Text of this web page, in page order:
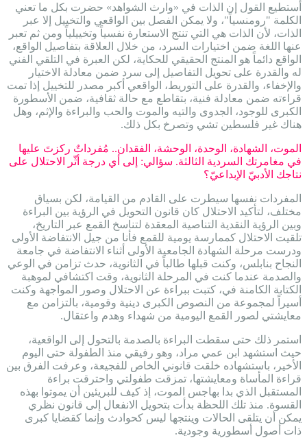
أستطيع القول إن الذات في «وارث الشواهد» حضرت بكل ما تعني
الكلمة "رومنسياً"، ولا يمكن الفصل بين الواقعي والتخييل إلا عبر
الذات، لأن الذات هي التي تنتج الاستعارة نفسياً وتخييلياً ومن ثم تعبر
عنها اللغة ضمن اختيارات السرد، من خلال العلاقة بتفاصيل الواقع،
الواقع دائماً هو المنتج الحقيقي للحكاية، لكن العبرة في التلقي الفني
له والقدرة على تحويل التفاصيل إلى سرد ضمن معادلة الاختيار
والإخفاء، والقدرة على التوريط، الواقعي أكبر مصدر للتخييل إذا تمت
قراءته ضمن معادلة فنية، بتقاطع مع حالة ثقافية، ضمن الأسطورة
الكبرى للوجود، الجدوى والتيه والموت والحب والبراءة والإثم، وهل
هناك غير فلسطين تشي وتصرخ بكل ذلك.
الموت، الشهادة، الوحدة، الوحشة، الفقدان.. مُفرداتٌ ركزتَ عليها
في مغامرتك السردية الثالثة. سؤالي: إلى أي درجة أثّر الاحتلال على
نتاجك الأدبيّ الإبداعيّ؟
المفردات نفسها سيطرت على القادم من القيامة، لكن بسياق
مختلف، لتأكيد الاحتلال كان قانون التحويل في الرؤية بين البراءة
وبين الرؤية النقدية التناصية المعقدة لتناسخ القمع عبر التاريخ،
تلقيت الاحتلال كممارسة يومية للقمع فأنا من جيل الانتفاضة الأولى
ودرست مرحلة الشهادة الجامعية الأولى أثناء الانتفاضة في جامعة
النجاح بنابلس، وكنت قبلها طالباً في الثانوية، حدث تزامن في الوعي
والصدمة عندما كنت في المرحلة الثانوية، وقت اكتشافي لموهبة
الكتابة الكامنة في، كتبت ببراءة عن الاحتلال وصور المواجهة وكنت
أسيراً لمجموعة من النصوص الكبرى دينية وقومية، بالتزامن مع
معايشتي لصور القمع اليومية من شهداء وهدم واعتقال.
استمر ذلك حتى سقطت البراءة بالصدمة بالتحول إلى الواقعية،
حيث استشهد ابن عمي مراد، وهو رفيقي منذ الطفولة حتى اليوم
الأخير، باستشهاده خلقت قانوني الخاص للفجيعة، وعرفت الفرق بين
قراءة المأساة ومعايشتها، تمزقت طفولتي واحترقت براءة
المستقبل الذي بدا بهاجس الموت، إذ كيف للبريئين أن يموتوا بهذه
القسوة. منذ تلك اللحظة بدأت بتحويل الانفعال إلى قانون نظري
يمكن أن يتلقى الحالات وينتجها ليس كحوادث وإنما كقضايا كبرى
ذات أصول أسطورية وجودية.